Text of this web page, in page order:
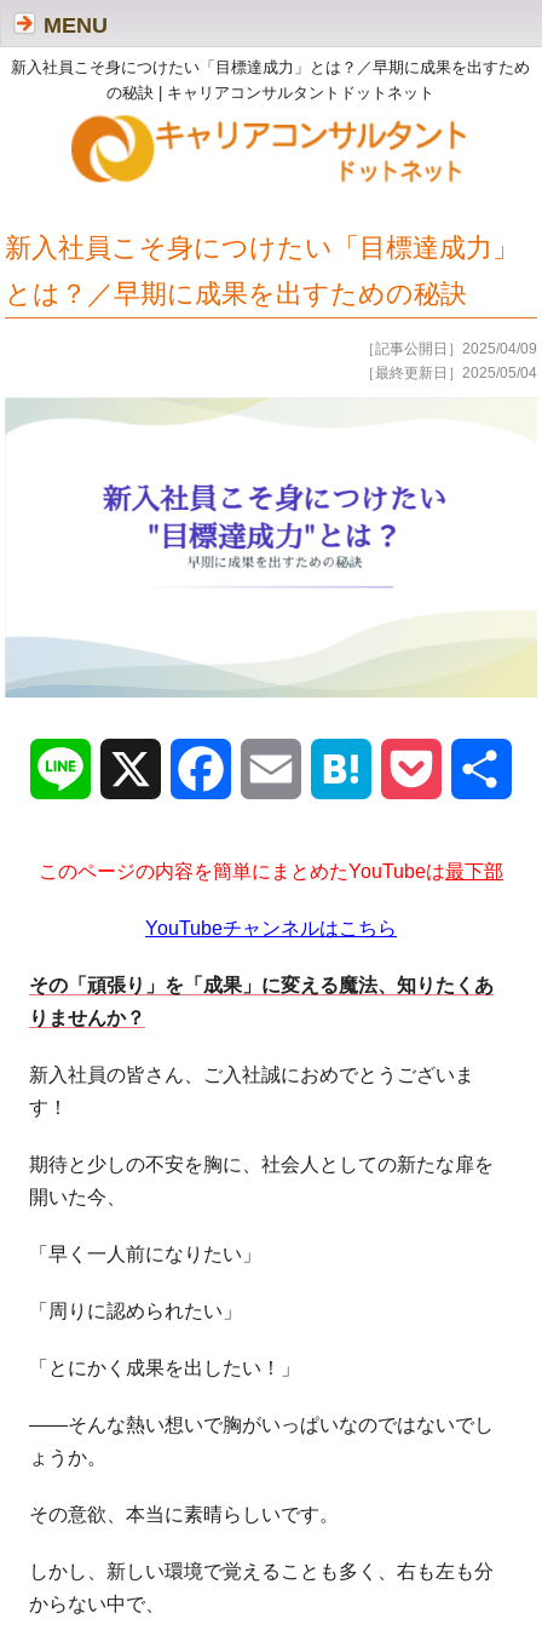
新入社員こそ身につけたい「目標達成力」とは？／早期に成果を出すため
の秘訣 | キャリアコンサルタントドットネット
MENU
新入社員こそ身につけたい「目標達成力」
とは？／早期に成果を出すための秘訣
［記事公開日］2025/04/09
［最終更新日］2025/05/04
Line Facebook Email Hatena Pocket
このページの内容を簡単にまとめたYouTubeは最下部
YouTubeチャンネルはこちら
その「頑張り」を「成果」に変える魔法、知りたくあ
りませんか？
新入社員の皆さん、ご入社誠におめでとうございま
す！
期待と少しの不安を胸に、社会人としての新たな扉を
開いた今、
「早く一人前になりたい」
「周りに認められたい」
「とにかく成果を出したい！」
――そんな熱い想いで胸がいっぱいなのではないでし
ょうか。
その意欲、本当に素晴らしいです。
しかし、新しい環境で覚えることも多く、右も左も分
からない中で、